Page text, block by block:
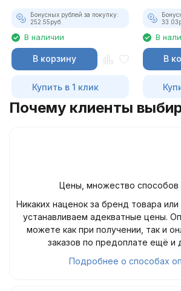
Бонусных рублей за покупку:
252.55руб.
В наличии
В корзину
Купить в 1 клик
33.03
В
В
Почему клиенты
Цены, множество способов
Никаких наценок за бренд товара
устанавливаем адекватные цены.
можете как при получении, так и
заказов по предоплате ещё и
Подробнее о способах